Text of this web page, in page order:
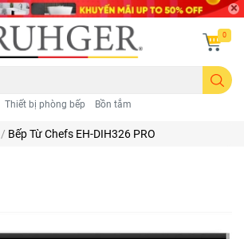
Thiết bị phòng bếp Bồn tắm
0
/ Bếp Từ Chefs EH-DIH326 PRO